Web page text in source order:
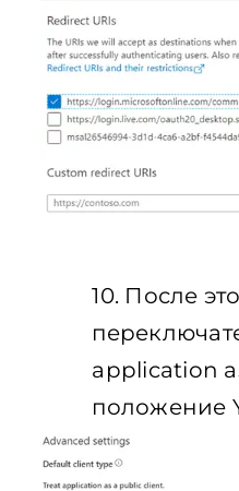
10. После
application
положение